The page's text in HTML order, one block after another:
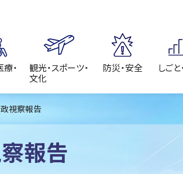
・
観光・スポーツ・
文化
防災・安全 しご
視察報告
報告